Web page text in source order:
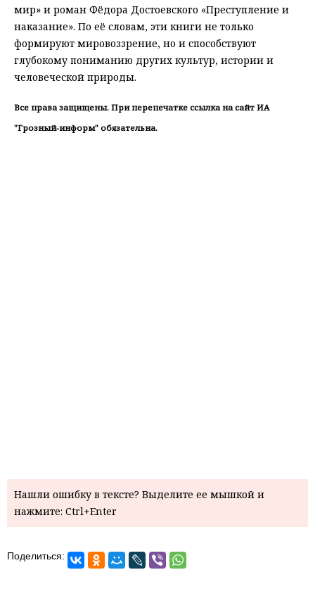
мир» и роман Фёдора Достоевского «Преступление и
наказание». По её словам, эти книги не только
формируют мировоззрение, но и способствуют
глубокому пониманию других культур, истории и
человеческой природы.
Все права защищены. При перепечатке ссылка на сайт ИА
"Грозный-информ" обязательна.
Нашли ошибку в тексте? Выделите ее мышкой и
нажмите: Ctrl+Enter
Поделиться: